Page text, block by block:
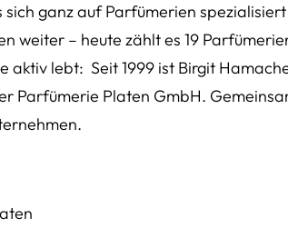
ganz auf Parfümerien
weiter – heute zählt es 19
aktiv lebt: Seit 1999 ist Birgit
Parfümerie Platen GmbH.